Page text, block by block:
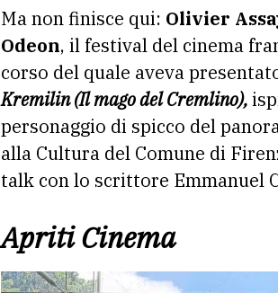
Ma non finisce qui: Olivier
Odeon, il festival del cinema
corso del quale aveva
Kremilin (Il mago del Cremlino),
personaggio di spicco del
alla Cultura del Comune di
talk con lo scrittore Emmanuel
Apriti Cinema